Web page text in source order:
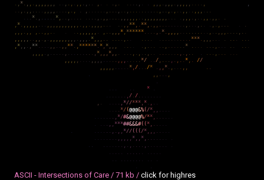
. , * . , , . , , , , , , , . . , . , . , , . , . . , . . . , . . . . . , . . , , , . , , , . , , , , , . . . . ,
,
. . , . , , . . . . , , , , . . . . , . , . , . . . . . . , . . . , . . , . . . . . . . . . . , . . , . , . . , , . . , , , . . .
. . . * . , . . . . . * , . . , . . . . . . . . , . , , . . . . , , , , , , . . , , , , , , , , . . . . , , , . , . . , , . , , .
.
, * . , , , , , . . . , , , , , , , , , , , . , , . , , , , . . . . . , , ** , . ** , . , , . . . . . . . . . , . . . , . . . , . , . . . .
.
, , , . , , , . . , , . . . . . , , , , , , . , . . , , , * , ****** . . . . , . * . , , , , . . . . . . . . . . , . . , , , . . . . , . .
, , , , , . . , , . , . , , , , , , , , , . , , , . * , , , . . . . . . , . . . . . . . . . . . . . . . . . *** . , , , . . . . . . . . . .
, * , , . , ** . . . . , , . . , , ** . , ****** . * , * , , , . . . . . , . . . . . , . . . . . . * . . . . . . . , . . . . . . . .
, , , , . , . . . . . , . . . . . . . . . , * , , , * , , . . . . , . , . . , . . . . . . . . . , . , . . . . . . , . . . . . .
, , , , , . . . . , , , , . . . . . , , , . . . . . */ . . / , . . . , . , . . * , . //
, , , , , . . . . . * ,/ . . . /* . , , * . , . . . , , . .
.
, , . . . ,
.
. . . . . *
.
. . . . . . . ,/ . / . . . . . . . .
, . . . . . , *//*** , * . , . .
. . . . */ (@@@&%(/* , , . . . .
. . . . . . . , */#&@@@@%/** , . . . . . .
.
. . . , , ***##&&&#( ( * , . . . . .
.
. . . . . . , . , , *// ( ( (/* , , , . . . . .
. . . . . . . . , , , , , * , , * , . . . . . . .
.
. . . . . . . . . , . , . . . . , . . . . . . .
.
. . . . . . . . . . . . . . . .
. . . . . . . . . . . .
.
.
.
ASCII - Intersections of Care / 71 kb / click for highres